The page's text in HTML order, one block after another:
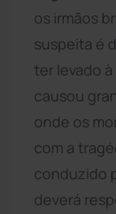
os irmãos
suspeita é
ter levado
causou
onde os
com a
conduzido
deverá